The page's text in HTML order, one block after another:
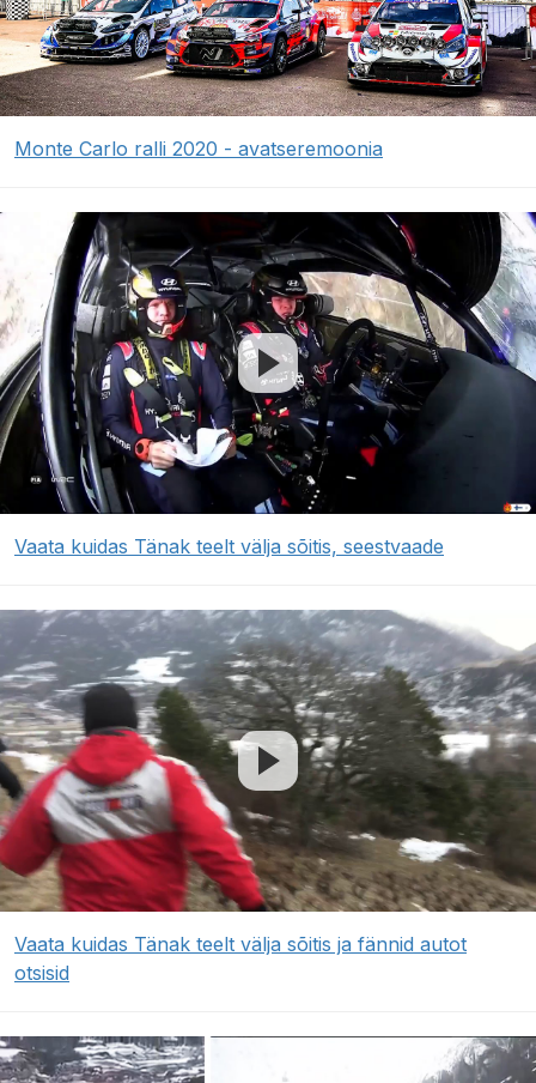
Monte Carlo ralli 2020 - avatseremoonia
Vaata kuidas Tänak teelt välja sõitis, seestvaade
Vaata kuidas Tänak teelt välja sõitis ja fännid autot
otsisid